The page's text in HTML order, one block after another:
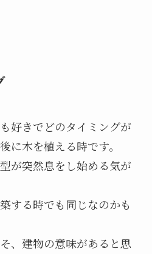
好きでどのタイミングが
に木を植える時です。
が突然息をし始める気が
する時でも同じなのかも
、建物の意味があると思